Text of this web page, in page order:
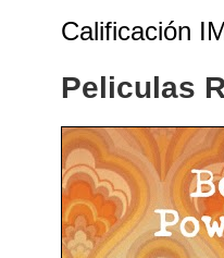
Calificación
Peliculas